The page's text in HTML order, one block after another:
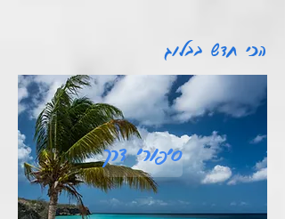
הכי חדש בבלוג
סיפורי דרך